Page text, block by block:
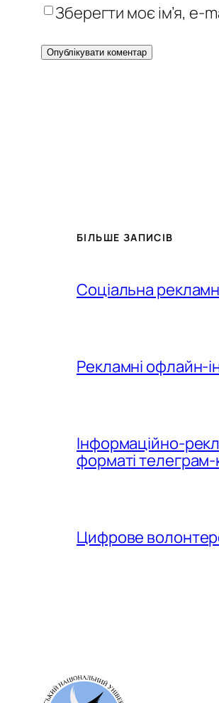
Зберегти моє ім’я, e-
БІЛЬШЕ ЗАПИСІВ
Соціальна
Рекламні офлайн-
Інформаційно-
форматі
Цифрове